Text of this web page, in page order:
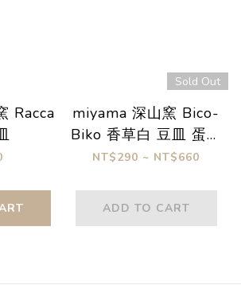
Racca
Sold Out
miyama 深山窯 Bico-
Biko 香草白 豆皿 蛋糕
盤
NT$290 ~ NT$660
ADD TO CART